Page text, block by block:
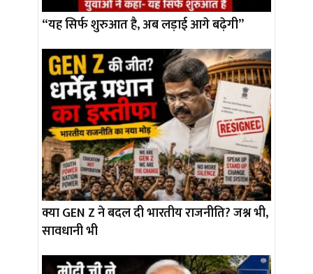
“यह सिर्फ शुरुआत है, अब लड़ाई आगे बढ़ेगी”
क्या GEN Z ने बदल दी भारतीय राजनीति? जश्न भी,
सावधानी भी